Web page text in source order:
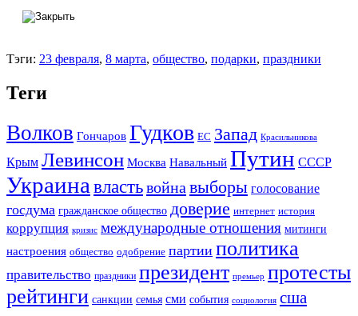
Тэги: 23 февраля, 8 марта, общество, подарки, праздники
Теги
Волков Гончаров Гудков ЕС Запад Красильникова
Крым Левинсон Москва Навальный Путин СССР
Украина властьвойна выборы голосование
госдума гражданское общество доверие интернет история
коррупция кризис международные отношения митинги
настроения общество одобрение партии политика
правительство праздники президент премьер протесты
рейтинги санкции семья сми события социология сша